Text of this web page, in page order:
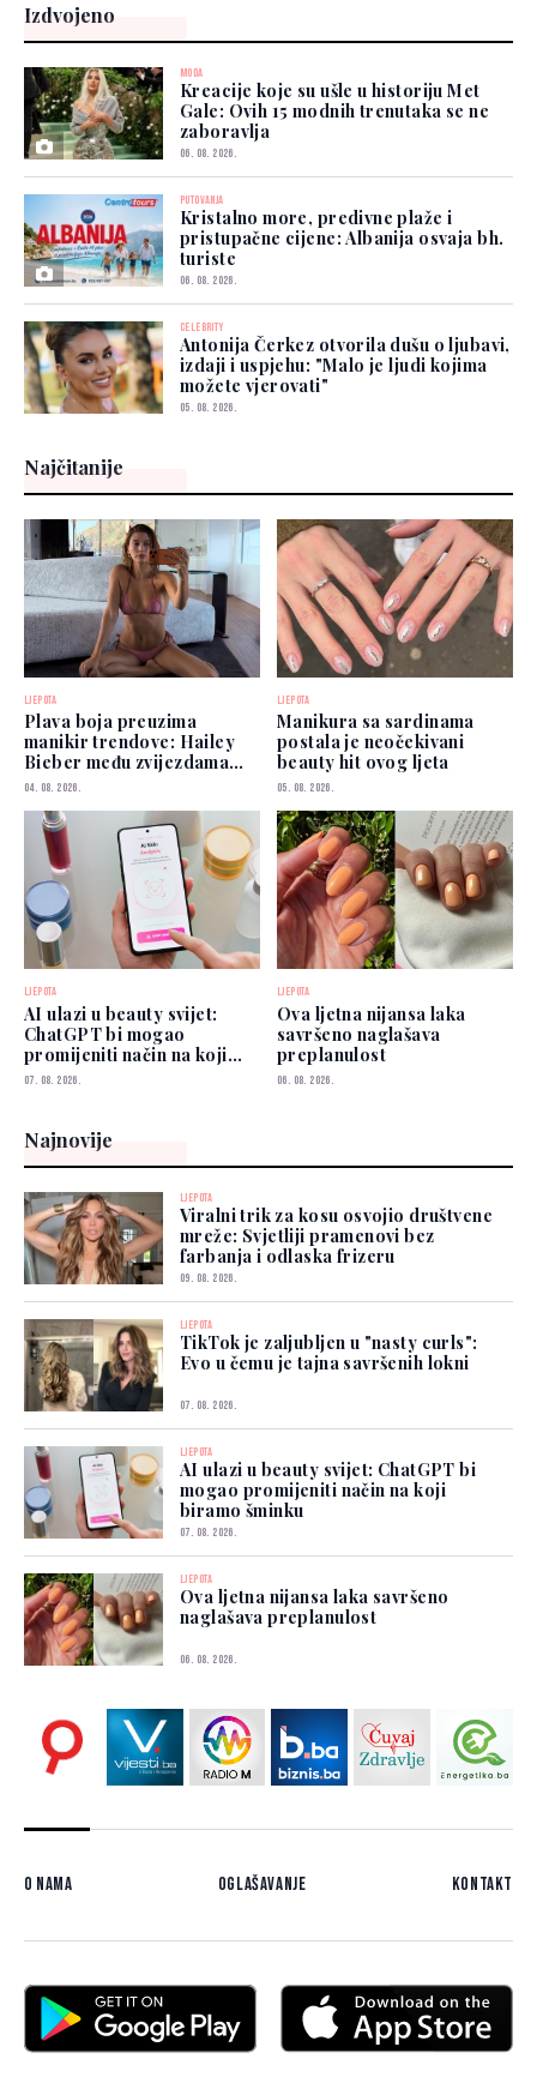
Izdvojeno
MODA
Kreacije koje su ušle u historiju Met
Gale: Ovih 15 modnih trenutaka se ne
zaboravlja
06. 08. 2026.
PUTOVANJA
Kristalno more, predivne plaže i
pristupačne cijene: Albanija osvaja bh.
turiste
06. 08. 2026.
CELEBRITY
Antonija Čerkez otvorila dušu o ljubavi,
izdaji i uspjehu: "Malo je ljudi kojima
možete vjerovati"
05. 08. 2026.
Najčitanije
LJEPOTA
Plava boja preuzima
manikir trendove: Hailey
Bieber među zvijezdama
koje je već nose
04. 08. 2026.
LJEPOTA
Manikura sa sardinama
postala je neočekivani
beauty hit ovog ljeta
05. 08. 2026.
LJEPOTA
AI ulazi u beauty svijet:
ChatGPT bi mogao
promijeniti način na koji
biramo šminku
07. 08. 2026.
LJEPOTA
Ova ljetna nijansa laka
savršeno naglašava
preplanulost
06. 08. 2026.
Najnovije
LJEPOTA
Viralni trik za kosu osvojio društvene
mreže: Svjetliji pramenovi bez
farbanja i odlaska frizeru
09. 08. 2026.
LJEPOTA
TikTok je zaljubljen u "nasty curls":
Evo u čemu je tajna savršenih lokni
07. 08. 2026.
LJEPOTA
AI ulazi u beauty svijet: ChatGPT bi
mogao promijeniti način na koji
biramo šminku
07. 08. 2026.
LJEPOTA
Ova ljetna nijansa laka savršeno
naglašava preplanulost
06. 08. 2026.
O nama Oglašavanje Kontakt